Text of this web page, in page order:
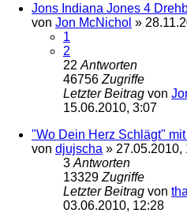
Jons Indiana Jones 4
von Jon McNichol »
1
2
22 Antworten
46756 Zugriffe
Letzter Beitrag von
15.06.2010, 3:07
"Wo Dein Herz Schlägt"
von djujscha » 27.05.2010,
3 Antworten
13329 Zugriffe
Letzter Beitrag von
03.06.2010, 12:28